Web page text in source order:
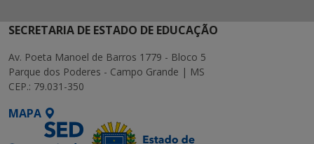
SECRETARIA DE ESTADO DE EDUCAÇÃO
Av. Poeta Manoel de Barros 1779 - Bloco 5
Parque dos Poderes - Campo Grande | MS
CEP.: 79.031-350
MAPA